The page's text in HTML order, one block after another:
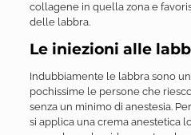
collagene in quella zona e
delle labbra.
Le iniezioni alle
Indubbiamente le labbra sono
pochissime le persone che
senza un minimo di anestesia.
si applica una crema anestetica